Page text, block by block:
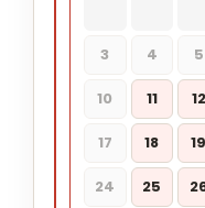
3 4 5
10 11 12
17 18 19
24 25